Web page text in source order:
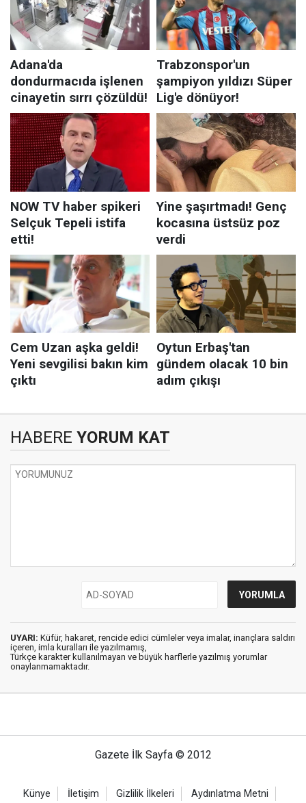
HABERE YORUM KAT
UYARI: Küfür, hakaret, rencide edici cümleler veya imalar, inançlara saldırı
içeren, imla kuralları ile yazılmamış,
Türkçe karakter kullanılmayan ve büyük harflerle yazılmış yorumlar
onaylanmamaktadır.
Gazete İlk Sayfa © 2012
Künye İletişim Gizlilik İlkeleri Aydınlatma Metni